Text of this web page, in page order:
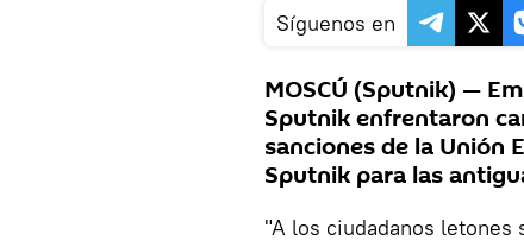
Síguenos en
MOSCÚ (Sputnik) —
Sputnik enfrentaron
sanciones de la Unión
Sputnik para las
"A los ciudadanos